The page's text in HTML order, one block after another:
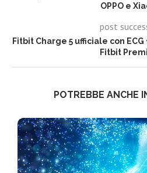
OPPO e
post
Fitbit Charge 5 ufficiale con ECG
Fitbit
POTREBBE ANCHE